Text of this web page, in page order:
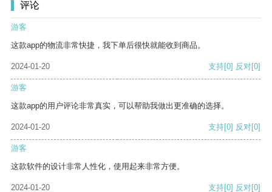
评论
游客
这款app的物流非常快捷，我下单后很快就能收到商品。
2024-01-20 支持[0] 反对[0]
游客
这款app的用户评论非常真实，可以帮助我做出更准确的选择。
2024-01-20 支持[0] 反对[0]
游客
这款软件的设计非常人性化，使用起来非常方便。
2024-01-20 支持[0] 反对[0]